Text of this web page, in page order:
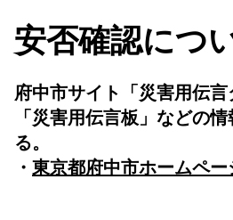
安否確認につ
府中市サイト「災害用伝
「災害用伝言板」などの
る。
・ 東京都府中市ホームペー